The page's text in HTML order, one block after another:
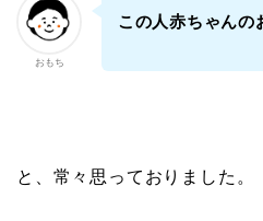
おもち
この人赤ちゃんの
と、常々思っておりました。